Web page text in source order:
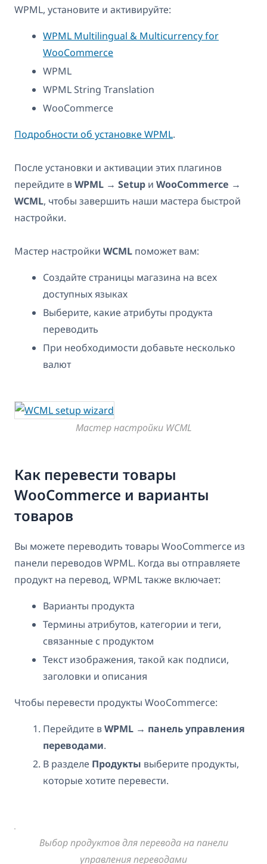
WPML, установите и активируйте:
WPML Multilingual & Multicurrency for
WooCommerce
WPML
WPML String Translation
WooCommerce
Подробности об установке WPML.
После установки и активации этих плагинов
перейдите вWPML → Setup и WooCommerce →
WCML, чтобы завершить наши мастера быстрой
настройки.
Мастер настройки WCML поможет вам:
Создайте страницы магазина на всех
доступных языках
Выберите, какие атрибуты продукта
переводить
При необходимости добавьте несколько
валют
Мастер настройки WCML
Как перевести товары
WooCommerce и варианты
товаров
Вы можете переводить товары WooCommerce из
панели переводов WPML. Когда вы отправляете
продукт на перевод, WPML также включает:
Варианты продукта
Термины атрибутов, категории и теги,
связанные с продуктом
Текст изображения, такой как подписи,
заголовки и описания
Чтобы перевести продукты WooCommerce:
Перейдите вWPML → панель управления
переводами.
В разделе Продукты выберите продукты,
которые хотите перевести.
Выбор продуктов для перевода на панели
управления переводами